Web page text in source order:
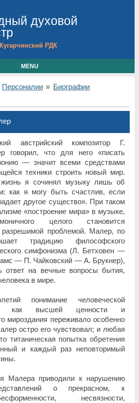
духовой
РДК
MENU
Персоналии» Биографии
австрийский композитор Г.
говорил, что для него «писать
— значит всеми средствами
техники строить новый мир.
я сочинял музыку лишь об
как я могу быть счастлив, если
другое существо». При таком
«построение мира» в музыке,
целого становится
проблемой. Малер, по
традицию философского
симфонизма (Л. Бетховен —
— П. Чайковский — А. Брукнер),
ответ на вечные вопросы бытия,
в мире.
понимание человеческой
как высшей ценности и
мироздания переживало особенно
остро его чувствовал; и любая
титаническая попытка обретения
и каждый раз неповторимый
Малера приводили к нарушению
о прекрасном, к
несвязности,